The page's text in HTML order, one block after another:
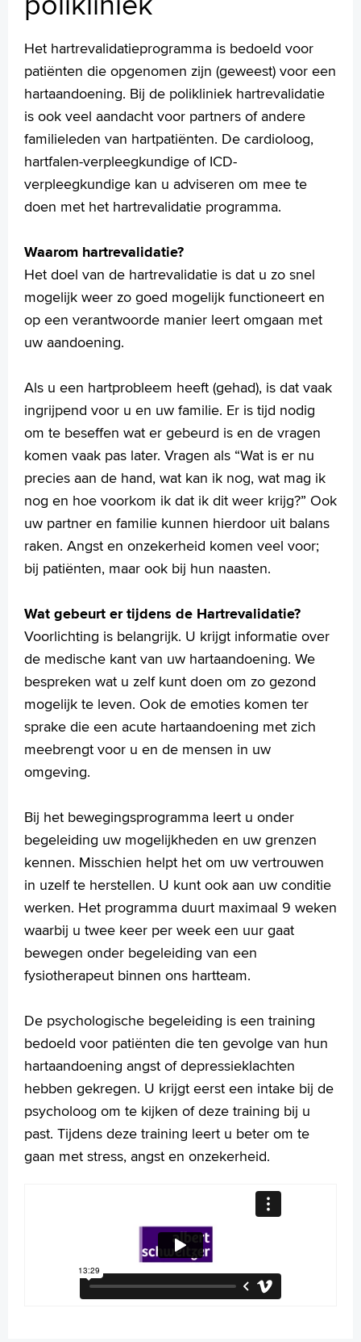
Medewerkers
MijnASz
Verwijzers
Wetenschappelijk onderzoek
Voorleesfunctie
Language
Zoeken
English
Français
Türkçe
Arabisch
Het hartrevalidatieprogramma is bedoeld voor
patiënten die opgenomen zijn (geweest) voor een
hartaandoening. Bij de polikliniek hartrevalidatie
is ook veel aandacht voor partners of andere
familieleden van hartpatiënten. De cardioloog,
hartfalen-verpleegkundige of ICD-
verpleegkundige kan u adviseren om mee te
doen met het hartrevalidatie programma.
Waarom hartrevalidatie?
Het doel van de hartrevalidatie is dat u zo snel
mogelijk weer zo goed mogelijk functioneert en
op een verantwoorde manier leert omgaan met
uw aandoening.
Als u een hartprobleem heeft (gehad), is dat vaak
ingrijpend voor u en uw familie. Er is tijd nodig
om te beseffen wat er gebeurd is en de vragen
komen vaak pas later. Vragen als “Wat is er nu
precies aan de hand, wat kan ik nog, wat mag ik
nog en hoe voorkom ik dat ik dit weer krijg?” Ook
uw partner en familie kunnen hierdoor uit balans
raken. Angst en onzekerheid komen veel voor;
bij patiënten, maar ook bij hun naasten.
Wat gebeurt er tijdens de Hartrevalidatie?
Voorlichting is belangrijk. U krijgt informatie over
de medische kant van uw hartaandoening. We
bespreken wat u zelf kunt doen om zo gezond
mogelijk te leven. Ook de emoties komen ter
sprake die een acute hartaandoening met zich
meebrengt voor u en de mensen in uw
omgeving.
Bij het bewegingsprogramma leert u onder
begeleiding uw mogelijkheden en uw grenzen
kennen. Misschien helpt het om uw vertrouwen
in uzelf te herstellen. U kunt ook aan uw conditie
werken. Het programma duurt maximaal 9 weken
waarbij u twee keer per week een uur gaat
bewegen onder begeleiding van een
fysiotherapeut binnen ons hartteam.
De psychologische begeleiding is een training
bedoeld voor patiënten die ten gevolge van hun
hartaandoening angst of depressieklachten
hebben gekregen. U krijgt eerst een intake bij de
psycholoog om te kijken of deze training bij u
past. Tijdens deze training leert u beter om te
gaan met stress, angst en onzekerheid.